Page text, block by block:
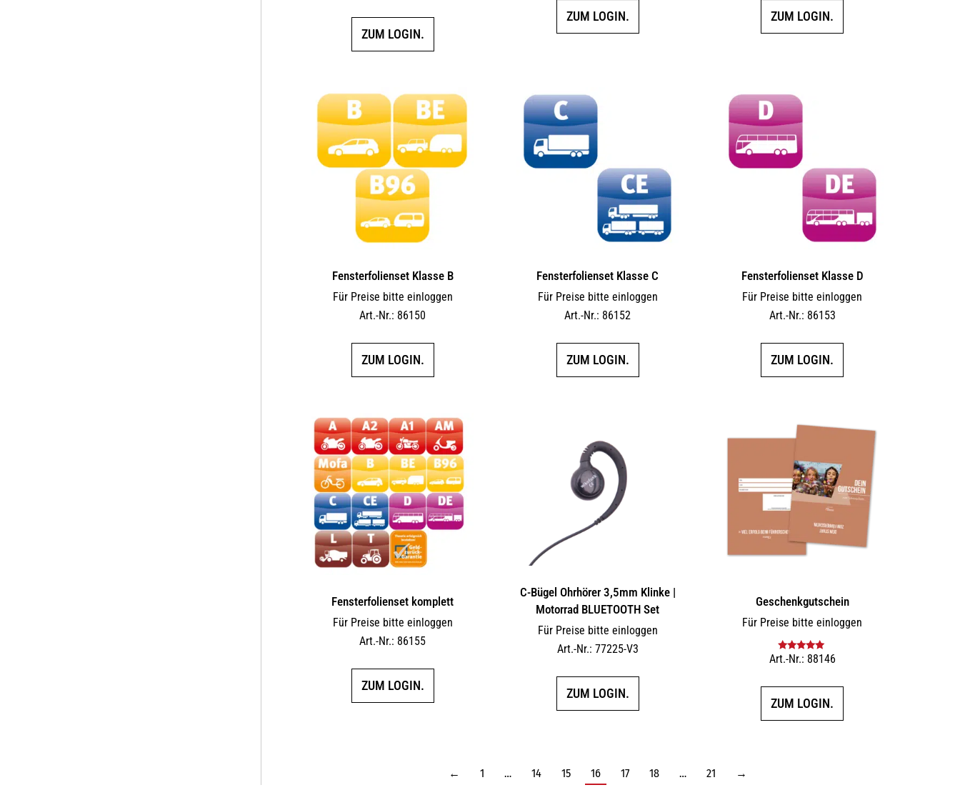
ZUM LOGIN.
ZUM LOGIN. ZUM LOGIN.
Fensterfolienset Klasse B
Für Preise bitte einloggen
Art.-Nr.: 86150
ZUM LOGIN.
Fensterfolienset Klasse C
Für Preise bitte einloggen
Art.-Nr.: 86152
ZUM LOGIN.
Fensterfolienset Klasse D
Für Preise bitte einloggen
Art.-Nr.: 86153
ZUM LOGIN.
Fensterfolienset komplett
Für Preise bitte einloggen
Art.-Nr.: 86155
ZUM LOGIN.
C-Bügel Ohrhörer 3,5mm Klinke |
Motorrad BLUETOOTH Set
Für Preise bitte einloggen
Art.-Nr.: 77225-V3
ZUM LOGIN.
Geschenkgutschein
Für Preise bitte einloggen
Bewertet mit
Art.-Nr.: 88146
ZUM LOGIN.
← 1 … 14 15 16 17 18 … 21 →